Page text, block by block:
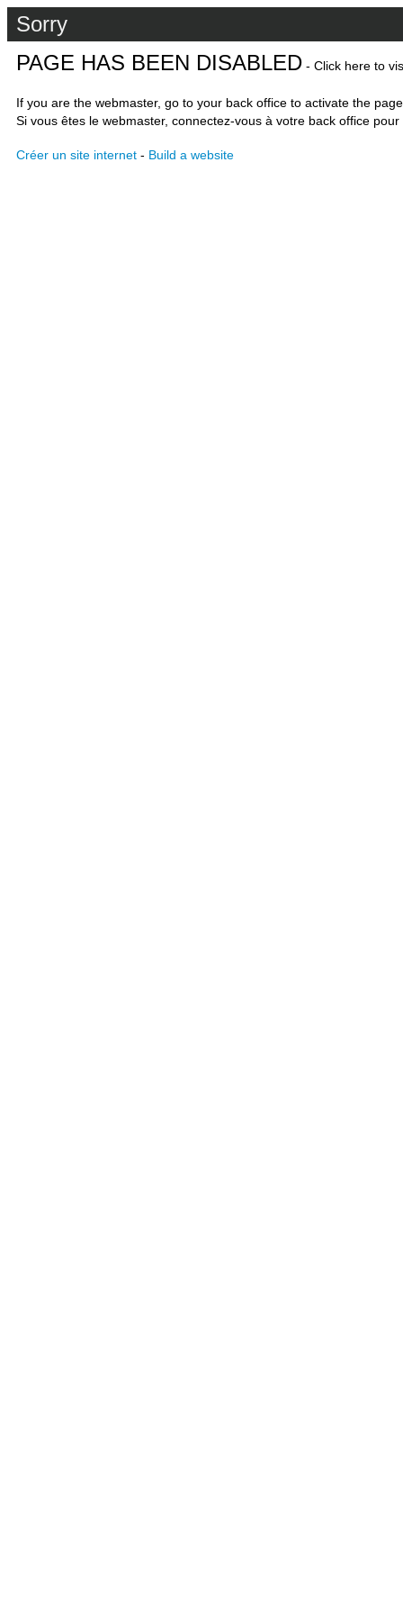
Sorry
PAGE HAS BEEN DISABLED - Click here to
If you are the webmaster, go to your back office to activate the
Si vous êtes le webmaster, connectez-vous à votre back office
Créer un site internet - Build a website